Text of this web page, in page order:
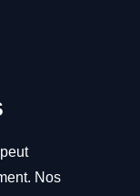
Nos